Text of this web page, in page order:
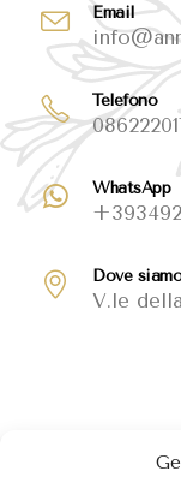
Email
Telefono
WhatsApp
Dove
V.le